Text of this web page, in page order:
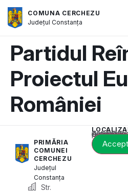
COMUNA CERCHEZU
JudețulConstanța
Partidul
Proiectul
României
PRIMĂRIA
COMUNEI
CERCHEZU
Județul
Constanța
Str.
Acest conținut este blocat până când acceptați categoria corespunzătoare de cookie-uri.